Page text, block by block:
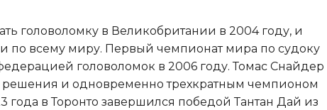
головоломку в Великобритании в 2004 году, и
по всему миру. Первый чемпионат мира по судоку
головоломок в 2006 году. Томас Снайдер
решения и одновременно трехкратным чемпионом
в Торонто завершился победой Тантан Дай из